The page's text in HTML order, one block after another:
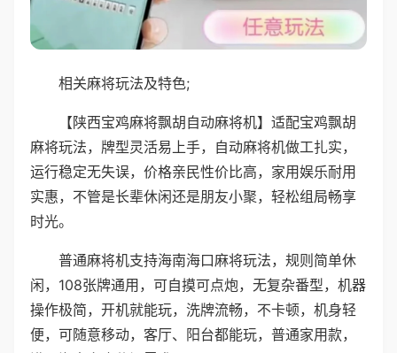
相关麻将玩法及特色;
【陕西宝鸡麻将飘胡自动麻将机】适配宝鸡飘胡
麻将玩法，牌型灵活易上手，自动麻将机做工扎实，
运行稳定无失误，价格亲民性价比高，家用娱乐耐用
实惠，不管是长辈休闲还是朋友小聚，轻松组局畅享
时光。
普通麻将机支持海南海口麻将玩法，规则简单休
闲，108张牌通用，可自摸可点炮，无复杂番型，机器
操作极简，开机就能玩，洗牌流畅，不卡顿，机身轻
便，可随意移动，客厅、阳台都能玩，普通家用款，